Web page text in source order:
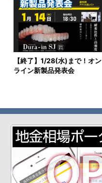
【終了】1/28(水)まで！オン
ライン新製品発表会